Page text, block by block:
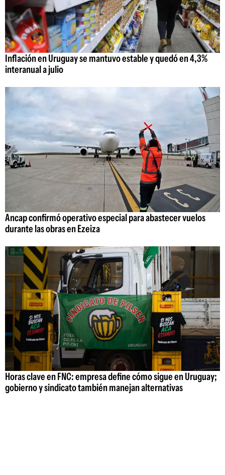
Inflación en Uruguay se mantuvo estable y quedó en 4,3%
interanual a julio
Ancap confirmó operativo especial para abastecer vuelos
durante las obras en Ezeiza
Horas clave en FNC: empresa define cómo sigue en Uruguay;
gobierno y sindicato también manejan alternativas